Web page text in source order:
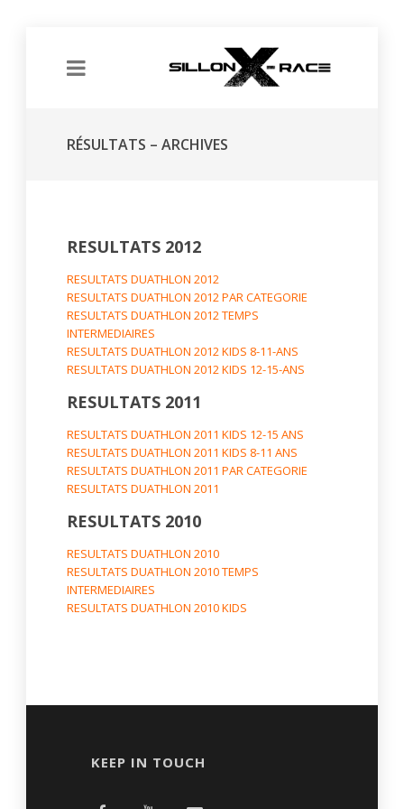
RÉSULTATS – ARCHIVES
RESULTATS 2012
RESULTATS DUATHLON 2012
RESULTATS DUATHLON 2012 PAR CATEGORIE
RESULTATS DUATHLON 2012 TEMPS
INTERMEDIAIRES
RESULTATS DUATHLON 2012 KIDS 8-11-ANS
RESULTATS DUATHLON 2012 KIDS 12-15-ANS
RESULTATS 2011
RESULTATS DUATHLON 2011 KIDS 12-15 ANS
RESULTATS DUATHLON 2011 KIDS 8-11 ANS
RESULTATS DUATHLON 2011 PAR CATEGORIE
RESULTATS DUATHLON 2011
RESULTATS 2010
RESULTATS DUATHLON 2010
RESULTATS DUATHLON 2010 TEMPS
INTERMEDIAIRES
RESULTATS DUATHLON 2010 KIDS
KEEP IN TOUCH